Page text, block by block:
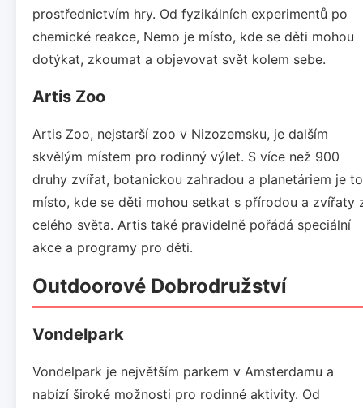
prostřednictvím hry. Od fyzikálních experimentů po
chemické reakce, Nemo je místo, kde se děti mohou
dotýkat, zkoumat a objevovat svět kolem sebe.
Artis Zoo
Artis Zoo, nejstarší zoo v Nizozemsku, je dalším
skvělým místem pro rodinný výlet. S více než 900
druhy zvířat, botanickou zahradou a planetáriem je to
místo, kde se děti mohou setkat s přírodou a zvířaty
celého světa. Artis také pravidelně pořádá speciální
akce a programy pro děti.
Outdoorové Dobrodružství
Vondelpark
Vondelpark je největším parkem v Amsterdamu a
nabízí široké možnosti pro rodinné aktivity. Od